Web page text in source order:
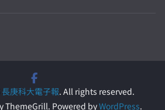
長庚科大電子報. All rights reserved.
ThemeGrill. Powered byWordPress.